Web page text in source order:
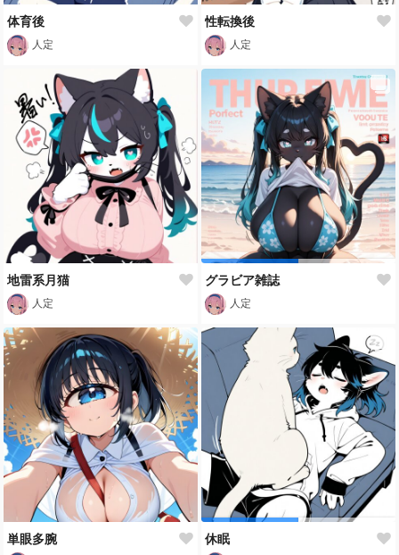
体育後
人定
性転換後
人定
地雷系月猫
人定
グラビア雑誌
人定
単眼多腕 休眠